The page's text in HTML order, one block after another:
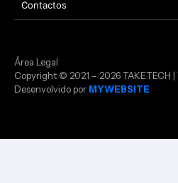
Contactos
Copyright © 2021 – 2026 TAKETECH
Desenvolvido por MYWEBSITE
Área Legal